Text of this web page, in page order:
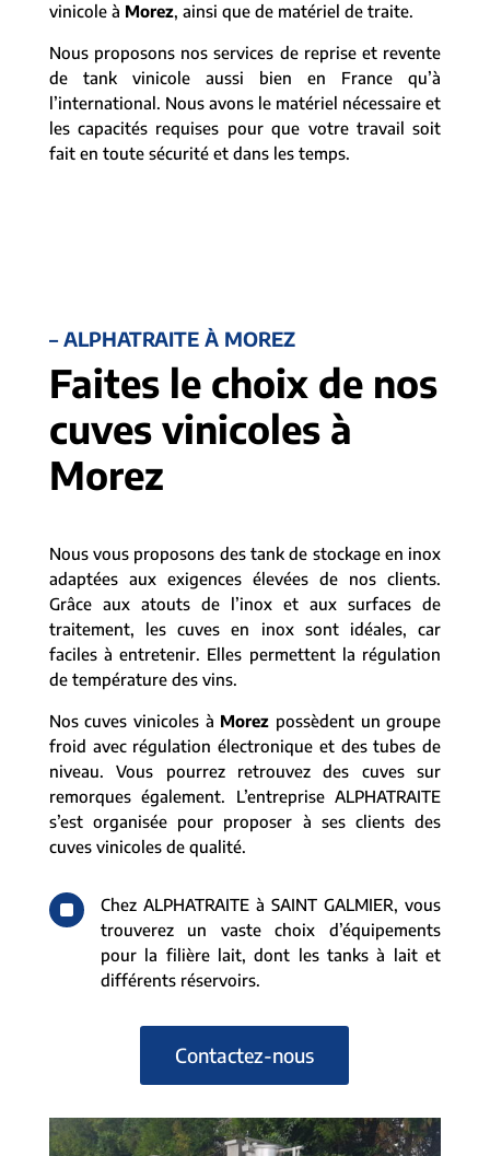
vinicole à Morez, ainsi que de matériel de traite.
Nous proposons nos services de reprise et revente
de tank vinicole aussi bien en France qu’à
l’international. Nous avons le matériel nécessaire et
les capacités requises pour que votre travail soit
fait en toute sécurité et dans les temps.
– ALPHATRAITE À MOREZ
Faites le choix de nos
cuves vinicoles à
Morez
Nous vous proposons des tank de stockage en inox
adaptées aux exigences élevées de nos clients.
Grâce aux atouts de l’inox et aux surfaces de
traitement, les cuves en inox sont idéales, car
faciles à entretenir. Elles permettent la régulation
de température des vins.
Nos cuves vinicoles à Morez possèdent un groupe
froid avec régulation électronique et des tubes de
niveau. Vous pourrez retrouvez des cuves sur
remorques également. L’entreprise ALPHATRAITE
s’est organisée pour proposer à ses clients des
cuves vinicoles de qualité.
^
Chez ALPHATRAITE à SAINT GALMIER, vous
trouverez un vaste choix d’équipements
pour la filière lait, dont les tanks à lait et
différents réservoirs.
Contactez-nous